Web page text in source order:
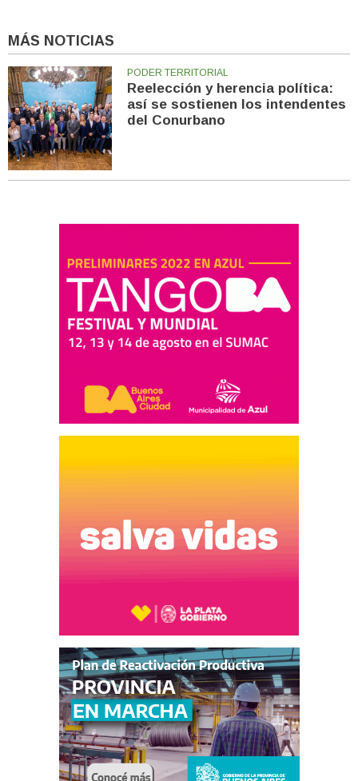
MÁS NOTICIAS
PODER TERRITORIAL
Reelección y herencia política:
así se sostienen los intendentes
del Conurbano